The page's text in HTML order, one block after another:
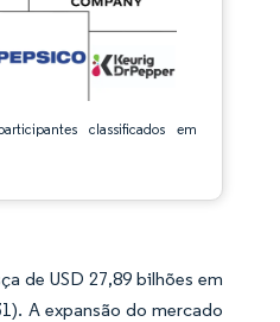
classificados em
de USD 27,89 bilhões em
A expansão do mercado